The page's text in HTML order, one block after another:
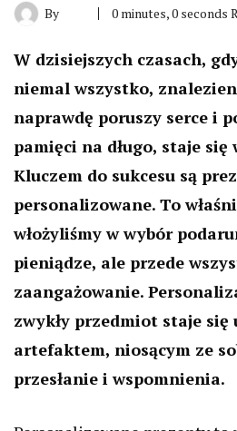
By 0 minutes, 0 seconds
W dzisiejszych czasach,
niemal wszystko,
naprawdę poruszy serce i
pamięci na długo, staje się
Kluczem do sukcesu są
personalizowane. To
włożyliśmy w wybór
pieniądze, ale przede
zaangażowanie.
zwykły przedmiot staje
artefaktem, niosącym ze
przesłanie i wspomnienia.